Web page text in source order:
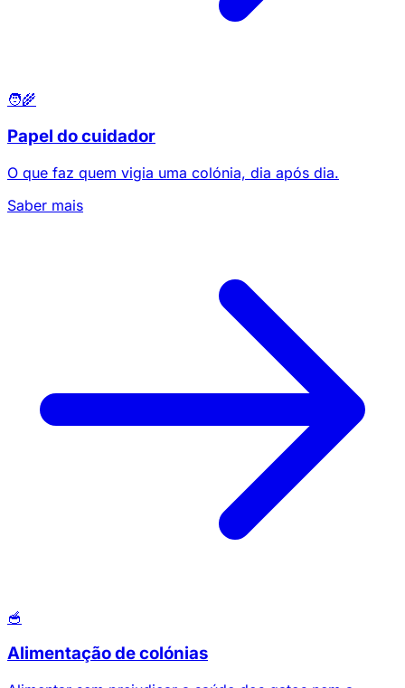
🧑‍🌾
Papel do cuidador
O que faz quem vigia uma colónia, dia após dia.
Saber mais
🥣
Alimentação de colónias